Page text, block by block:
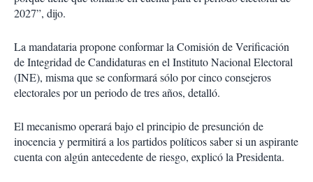
2027”, dijo.
La mandataria propone conformar la Comisión de Verificación
de Integridad de Candidaturas en el Instituto Nacional Electoral
(INE), misma que se conformará sólo por cinco consejeros
electorales por un periodo de tres años, detalló.
El mecanismo operará bajo el principio de presunción de
inocencia y permitirá a los partidos políticos saber si un aspirante
cuenta con algún antecedente de riesgo, explicó la Presidenta.